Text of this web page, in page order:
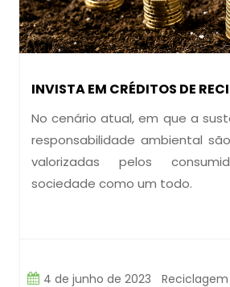
INVISTA EM CRÉDITOS DE
No cenário atual, em que a
responsabilidade ambiental
valorizadas pelos
sociedade como um todo.
4 de junho de 2023 Reciclagem